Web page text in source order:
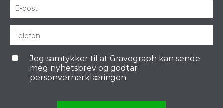
Jeg samtykker til at Gravograph kan sende
meg nyhetsbrev og godtar
personvernerklæringen